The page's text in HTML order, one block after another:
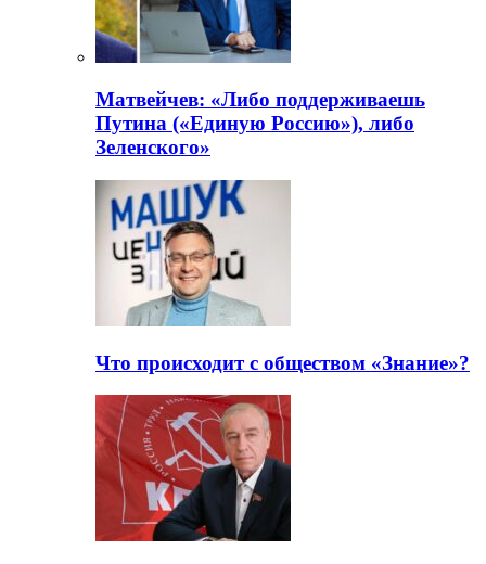
Матвейчев: «Либо поддерживаешь
Путина («Единую Россию»), либо
Зеленского»
Что происходит с обществом «Знание»?